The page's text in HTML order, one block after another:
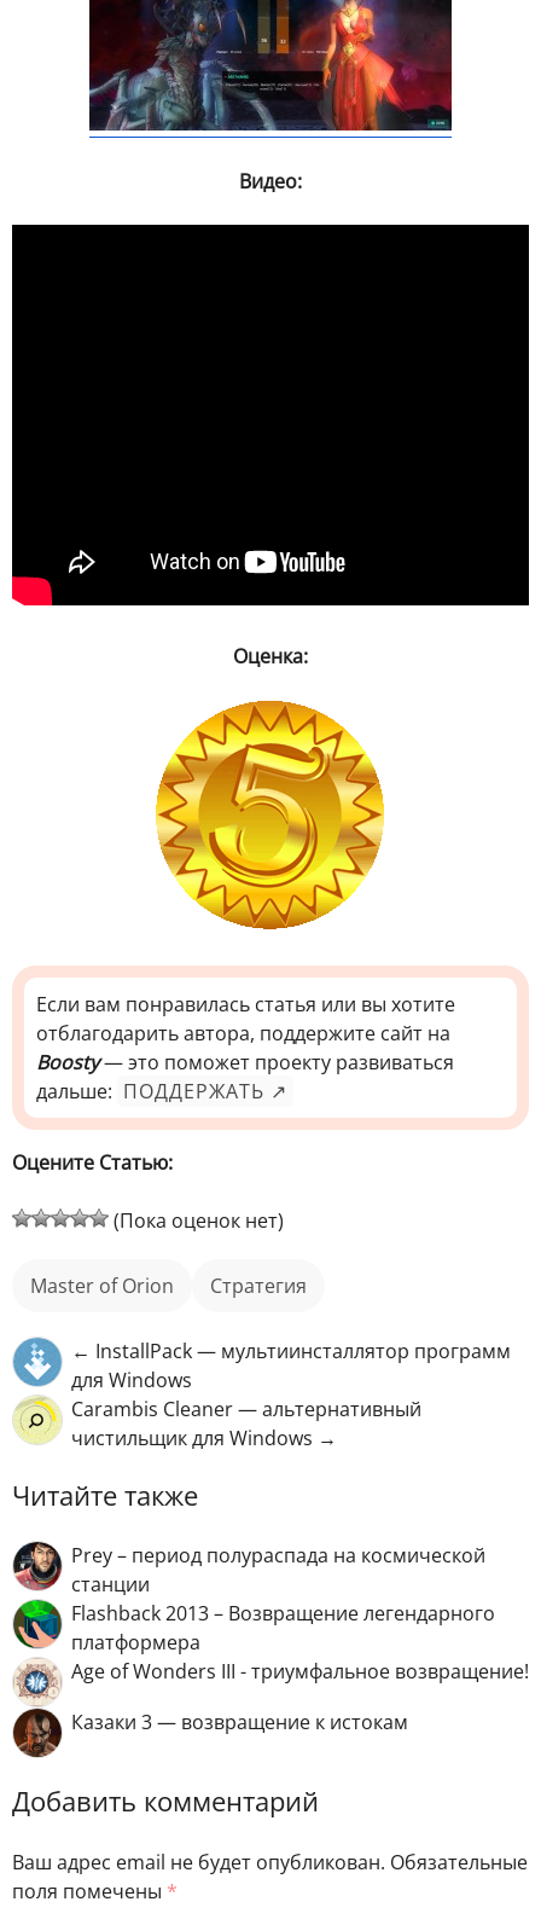
Видео:
Оценка:
Если вам понравилась статья или вы хотите
отблагодарить автора, поддержите сайт на
Boosty— это поможет проекту развиваться
дальше: ПОДДЕРЖАТЬ ↗
Оцените Статью:
(Пока оценок нет)
Master of Orion стратегия
← InstallPack — мультиинсталлятор программ
для Windows
Carambis Cleaner — альтернативный
чистильщик для Windows →
Читайте также
Prey – период полураспада на космической
станции
Flashback 2013 – Возвращение легендарного
платформера
Age of Wonders III - триумфальное возвращение!
Казаки 3 — возвращение к истокам
Добавить комментарий
Ваш адрес email не будет опубликован. Обязательные
поля помечены *